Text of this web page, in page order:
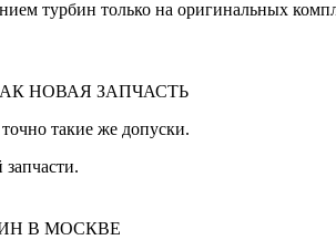
турбин только на оригинальных
НОВАЯ ЗАПЧАСТЬ
такие же допуски.
В МОСКВЕ